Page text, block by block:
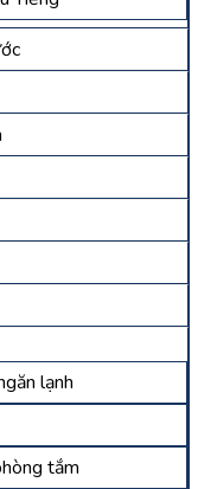
lạnh
tắm